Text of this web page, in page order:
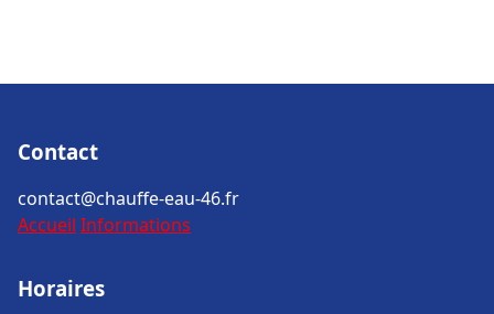
Contact
contact@chauffe-eau-46.fr
Accueil Informations
Horaires